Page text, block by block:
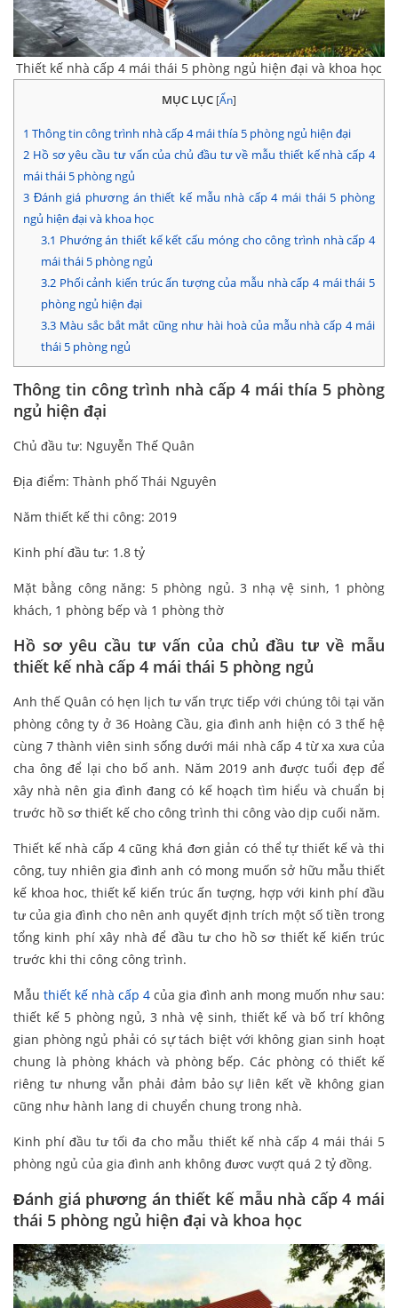
Thiết kế nhà cấp 4 mái thái 5 phòng ngủ hiện đại và khoa học
MỤC LỤC [Ẩn]
1 Thông tin công trình nhà cấp 4 mái thía 5 phòng ngủ hiện đại
2 Hồ sơ yêu cầu tư vấn của chủ đầu tư về mẫu thiết kế nhà cấp 4
mái thái 5 phòng ngủ
3 Đánh giá phương án thiết kế mẫu nhà cấp 4 mái thái 5 phòng
ngủ hiện đại và khoa học
3.1 Phướng án thiết kế kết cấu móng cho công trình nhà cấp 4
mái thái 5 phòng ngủ
3.2Phối cảnh kiến trúc ấn tượng của mẫu nhà cấp 4 mái thái 5
phòng ngủ hiện đại
3.3Màu sắc bắt mắt cũng như hài hoà của mẫu nhà cấp 4 mái
thái 5 phòng ngủ
Thông tin công trình nhà cấp 4 mái thía 5 phòng
ngủ hiện đại
Chủ đầu tư: Nguyễn Thế Quân
Địa điểm: Thành phố Thái Nguyên
Năm thiết kế thi công: 2019
Kinh phí đầu tư: 1.8 tỷ
Mặt bằng công năng: 5 phòng ngủ. 3 nhạ vệ sinh, 1 phòng
khách, 1 phòng bếp và 1 phòng thờ
Hồ sơ yêu cầu tư vấn của chủ đầu tư về mẫu
thiết kế nhà cấp 4 mái thái 5 phòng ngủ
Anh thế Quân có hẹn lịch tư vấn trực tiếp với chúng tôi tại văn
phòng công ty ở 36 Hoàng Cầu, gia đình anh hiện có 3 thế hệ
cùng 7 thành viên sinh sống dưới mái nhà cấp 4 từ xa xưa của
cha ông để lại cho bố anh. Năm 2019 anh được tuổi đẹp để
xây nhà nên gia đình đang có kế hoạch tìm hiểu và chuẩn bị
trước hồ sơ thiết kế cho công trình thi công vào dịp cuối năm.
Thiết kế nhà cấp 4 cũng khá đơn giản có thể tự thiết kế và thi
công, tuy nhiên gia đình anh có mong muốn sở hữu mẫu thiết
kế khoa hoc, thiết kế kiến trúc ấn tượng, hợp với kinh phí đầu
tư của gia đình cho nên anh quyết định trích một số tiền trong
tổng kinh phí xây nhà để đầu tư cho hồ sơ thiết kế kiến trúc
trước khi thi công công trình.
Mẫu thiết kế nhà cấp 4 của gia đình anh mong muốn như sau:
thiết kế 5 phòng ngủ, 3 nhà vệ sinh, thiết kế và bố trí không
gian phòng ngủ phải có sự tách biệt với không gian sinh hoạt
chung là phòng khách và phòng bếp. Các phòng có thiết kế
riêng tư nhưng vẫn phải đảm bảo sự liên kết về không gian
cũng như hành lang di chuyển chung trong nhà.
Kinh phí đầu tư tối đa cho mẫu thiết kế nhà cấp 4 mái thái 5
phòng ngủ của gia đình anh không đươc vượt quá 2 tỷ đồng.
Đánh giá phương án thiết kế mẫu nhà cấp 4 mái
thái 5 phòng ngủ hiện đại và khoa học